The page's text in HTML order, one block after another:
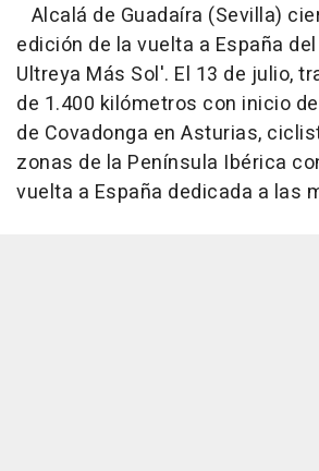
Alcalá de Guadaíra (Sevilla)
edición de la vuelta a España
Ultreya Más Sol'. El 13 de julio,
de 1.400 kilómetros con inicio
de Covadonga en Asturias,
zonas de la Península Ibérica
vuelta a España dedicada a las